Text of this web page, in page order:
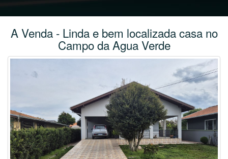
A Venda - Linda e bem localizada casa no
Campo da Agua Verde